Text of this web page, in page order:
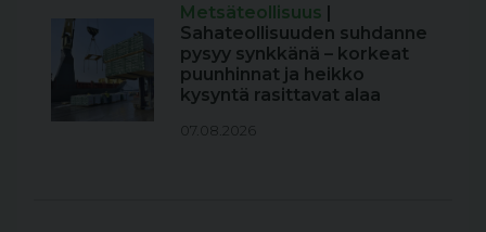
Metsäteollisuus |
Sahateollisuuden suhdanne
pysyy synkkänä – korkeat
puunhinnat ja heikko
kysyntä rasittavat alaa
07.08.2026